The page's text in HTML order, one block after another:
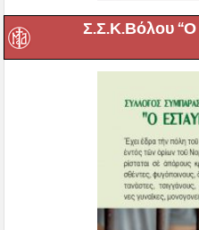
Σ.Σ.Κ.Βόλου